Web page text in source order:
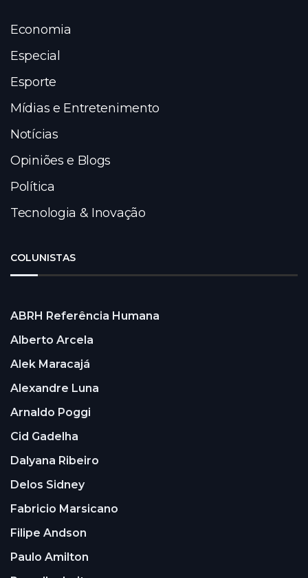
Economia
Especial
Esporte
Mídias e Entretenimento
Notícias
Opiniões e Blogs
Política
Tecnologia & Inovação
COLUNISTAS
ABRH Referência Humana
Alberto Arcela
Alek Maracajá
Alexandre Luna
Arnaldo Poggi
Cid Gadelha
Dalyana Ribeiro
Delos Sidney
Fabricio Marsicano
Filipe Andson
Paulo Amilton